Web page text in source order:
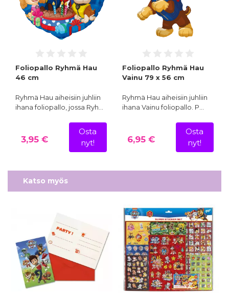
Foliopallo Ryhmä Hau
46 cm
Ryhmä Hau aiheisiin juhliin
ihana foliopallo, jossa Ryh…
3,95 €
Osta
nyt!
Foliopallo Ryhmä Hau
Vainu 79 x 56 cm
Ryhmä Hau aiheisiin juhliin
ihana Vainu foliopallo. P…
6,95 €
Osta
nyt!
Katso myös